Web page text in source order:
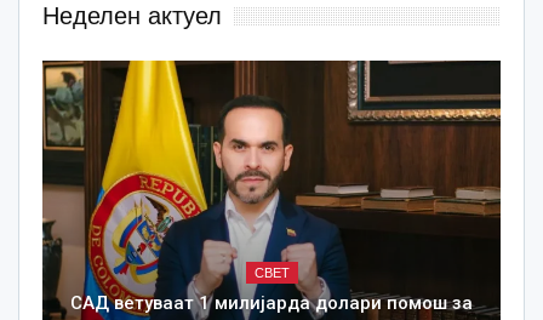
Неделен актуел
СВЕТ
САД ветуваат 1 милијарда долари помош за